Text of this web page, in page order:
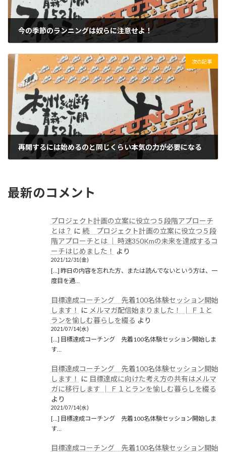
今の季節のランニングは奴らに注意せよ！
次の記事
再開するには始めるのと同じくらい本気の力が必要になる
最新のコメント
プロジェクト計画の立案に役立つ５段階アプローチ
とは？ に 続 プロジェクト計画の立案に役立つ５段
階アプローチとは │ 時速350Kmの未来を達成するコ
ーチはじめました！
より
2021/12/31(金)
[…] 昨日の内容を忘れた方、または読んでないという方は、一
度目を通…
目標達成コーチング 先着100名体験セッション開始
します！
に メルマガ配信始まりました！ │ Ｆ１と
ランを愉しむ暮らしを綴る より
2021/07/14(水)
[…] 目標達成コーチング 先着100名体験セッション開始しま
す…
目標達成コーチング 先着100名体験セッション開始
します！
に 目標達成に向けた考え方の共有はメルマ
ガに移行します │ Ｆ１とランを愉しむ暮らしを綴る
より
2021/07/14(水)
[…] 目標達成コーチング 先着100名体験セッション開始しま
す…
目標達成コーチング 先着100名体験セッション開始